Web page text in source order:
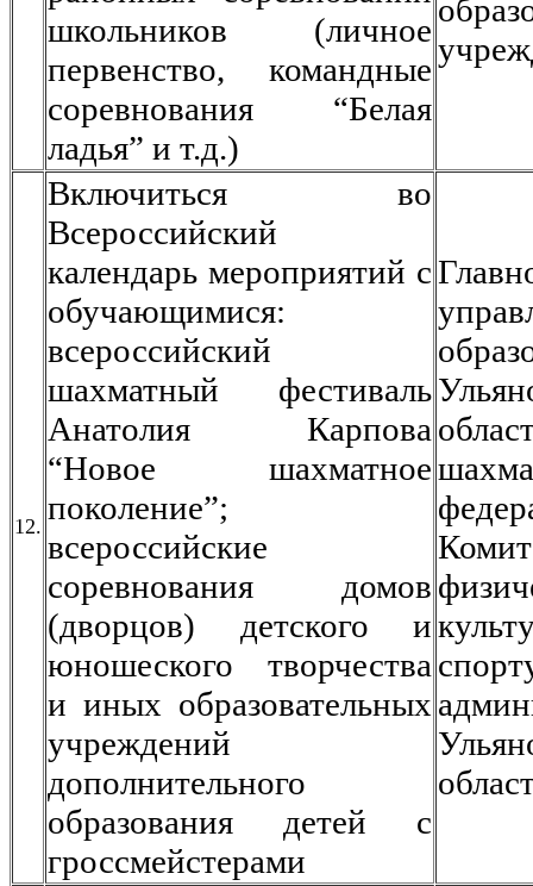
школьников (личное
первенство, командные
соревнования “Белая
ладья” и т.д.)
12.
Включиться во
Всероссийский
календарь мероприятий с
обучающимися:
всероссийский
шахматный фестиваль
Анатолия Карпова
“Новое шахматное
поколение”;
всероссийские
соревнования домов
(дворцов) детского и
юношеского творчества
и иных образовательных
учреждений
дополнительного
образования детей с
гроссмейстерами